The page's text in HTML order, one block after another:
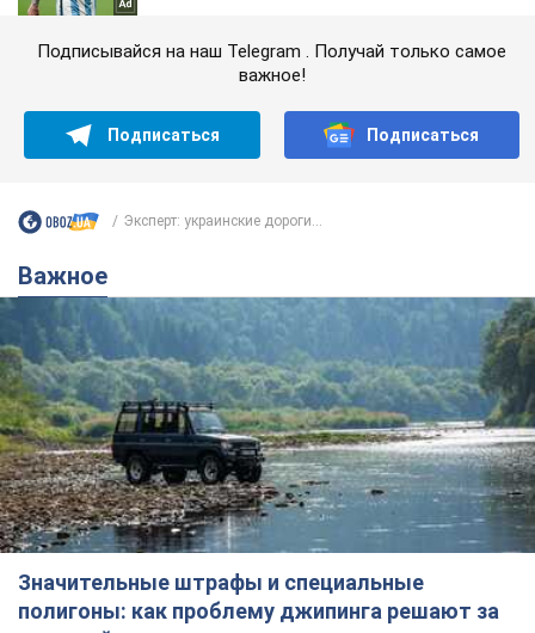
Подписывайся на наш Telegram . Получай только самое
важное!
Подписаться Подписаться
Эксперт: украинские дороги...
Важное
Значительные штрафы и специальные
полигоны: как проблему джипинга решают за